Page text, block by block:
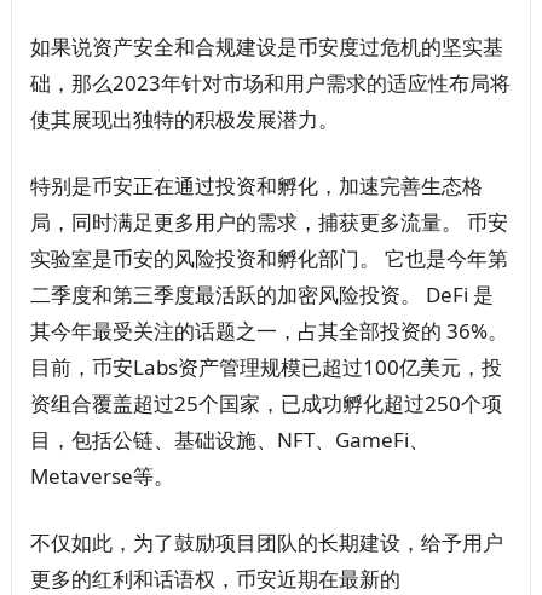
如果说资产安全和合规建设是币安度过危机的坚实基
础，那么2023年针对市场和用户需求的适应性布局将
使其展现出独特的积极发展潜力。
特别是币安正在通过投资和孵化，加速完善生态格
局，同时满足更多用户的需求，捕获更多流量。 币安
实验室是币安的风险投资和孵化部门。 它也是今年第
二季度和第三季度最活跃的加密风险投资。 DeFi 是
其今年最受关注的话题之一，占其全部投资的 36%。
目前，币安Labs资产管理规模已超过100亿美元，投
资组合覆盖超过25个国家，已成功孵化超过250个项
目，包括公链、基础设施、NFT、GameFi、
Metaverse等。
不仅如此，为了鼓励项目团队的长期建设，给予用户
更多的红利和话语权，币安近期在最新的